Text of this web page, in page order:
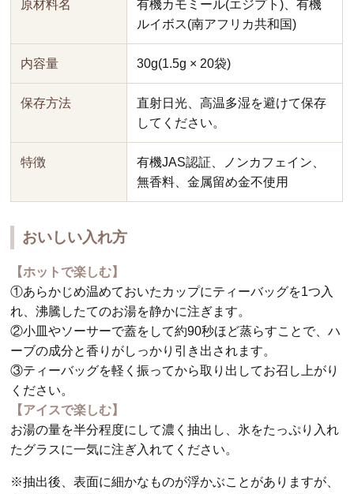
原材料名
有機カモミール(エジプト)、有機
ルイボス(南アフリカ共和国)
内容量 30g(1.5g × 20袋)
保存方法
直射日光、高温多湿を避けて保存
してください。
特徴
有機JAS認証、ノンカフェイン、
無香料、金属留め金不使用
おいしい入れ方
【ホットで楽しむ】
①あらかじめ温めておいたカップにティーバッグを1つ入
れ、沸騰したてのお湯を静かに注ぎます。
②小皿やソーサーで蓋をして約90秒ほど蒸らすことで、ハ
ーブの成分と香りがしっかり引き出されます。
③ティーバッグを軽く振ってから取り出してお召し上がり
ください。
【アイスで楽しむ】
お湯の量を半分程度にして濃く抽出し、氷をたっぷり入れ
たグラスに一気に注ぎ入れてください。
※抽出後、表面に細かなものが浮かぶことがありますが、